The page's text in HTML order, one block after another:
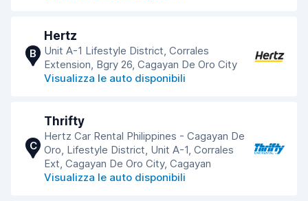
B
Hertz
Unit A-1 Lifestyle District, Corrales
Extension, Bgry 26, Cagayan De Oro City
Visualizza le auto disponibili
C
Thrifty
Hertz Car Rental Philippines - Cagayan De
Oro, Lifestyle District, Unit A-1, Corrales
Ext, Cagayan De Oro City, Cagayan
Visualizza le auto disponibili